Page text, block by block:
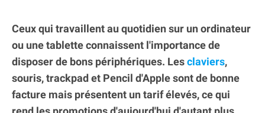
Ceux qui travaillent au quotidien sur un ordinateur
ou une tablette connaissent l'importance de
disposer de bons périphériques. Lesclaviers,
souris, trackpad et Pencil d'Apple sont de bonne
facture mais présentent un tarif élevés, ce qui